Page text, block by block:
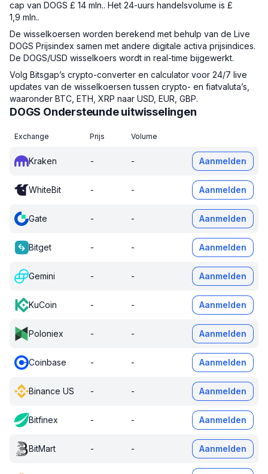
cap van DOGS £ 14 mln.. Het 24-uurs handelsvolume is £
1,9 mln..
De wisselkoersen worden berekend met behulp van de Live
DOGS Prijsindex samen met andere digitale activa prijsindices.
De DOGS/USD wisselkoers wordt in real-time bijgewerkt.
Volg Bitsgap’s crypto-converter en calculator voor 24/7 live
updates van de wisselkoersen tussen crypto- en fiatvaluta’s,
waaronder BTC, ETH, XRP naar USD, EUR, GBP.
DOGS Ondersteunde uitwisselingen
Exchange Prijs Volume
Kraken - - Aanmelden
WhiteBit - - Aanmelden
Gate - - Aanmelden
Bitget - - Aanmelden
Gemini - - Aanmelden
KuCoin - - Aanmelden
Poloniex - - Aanmelden
Coinbase - - Aanmelden
Binance US - - Aanmelden
Bitfinex - - Aanmelden
BitMart - - Aanmelden